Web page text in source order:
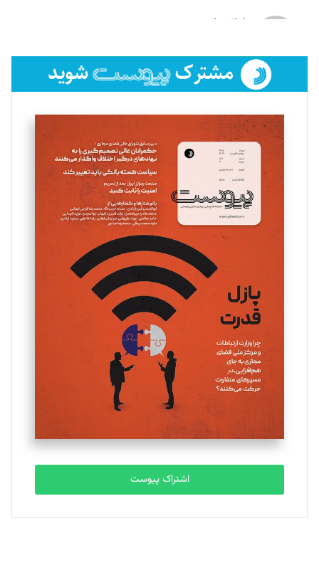
لیلا حنارود
فائزه فتحی رستمی
تحریریه
سروش کرمیان
تحریریه
مینا پاکدل
یسنا امان‌پور
تحریریه
ملینا جعفری
تحریریه
مصطفی مسجدی آرانی
تحریریه
بابک نقاش
تحریریه
اشتراک پیوست